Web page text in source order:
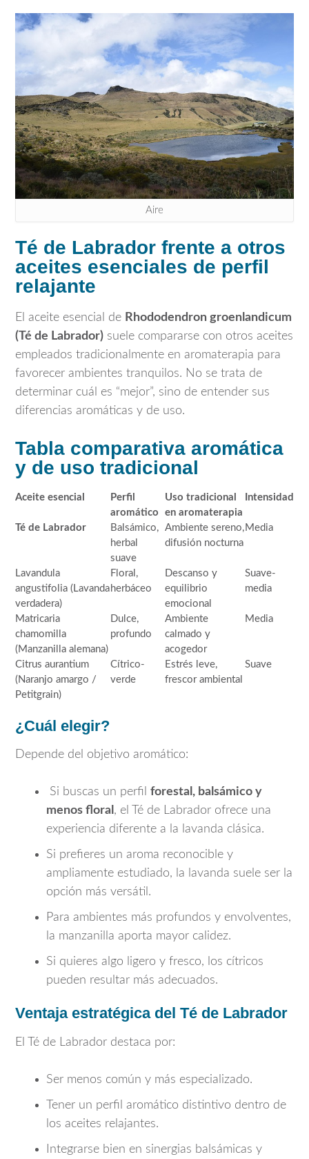
Aire
Té de Labrador frente a otros
aceites esenciales de perfil
relajante
El aceite esencial de Rhododendron groenlandicum
(Té de Labrador) suele compararse con otros aceites
empleados tradicionalmente en aromaterapia para
favorecer ambientes tranquilos. No se trata de
determinar cuál es “mejor”, sino de entender sus
diferencias aromáticas y de uso.
Tabla comparativa aromática
y de uso tradicional
Aceite esencial
Perfil
aromático
Uso tradicional
en aromaterapia
Intensidad
Té de Labrador
Balsámico,
herbal
suave
Ambiente sereno,
difusión nocturna
Media
Lavandula
angustifolia (Lavanda
verdadera)
Floral,
herbáceo
Descanso y
equilibrio
emocional
Suave-
media
Matricaria
chamomilla
(Manzanilla alemana)
Dulce,
profundo
Ambiente
calmado y
acogedor
Media
Citrus aurantium
(Naranjo amargo /
Petitgrain)
Cítrico-
verde
Estrés leve,
frescor ambiental
Suave
¿Cuál elegir?
Depende del objetivo aromático:
Si buscas un perfil forestal, balsámico y
menos floral , el Té de Labrador ofrece una
experiencia diferente a la lavanda clásica.
Si prefieres un aroma reconocible y
ampliamente estudiado, la lavanda suele ser la
opción más versátil.
Para ambientes más profundos y envolventes,
la manzanilla aporta mayor calidez.
Si quieres algo ligero y fresco, los cítricos
pueden resultar más adecuados.
Ventaja estratégica del Té de Labrador
El Té de Labrador destaca por:
Ser menos común y más especializado.
Tener un perfil aromático distintivo dentro de
los aceites relajantes.
Integrarse bien en sinergias balsámicas y